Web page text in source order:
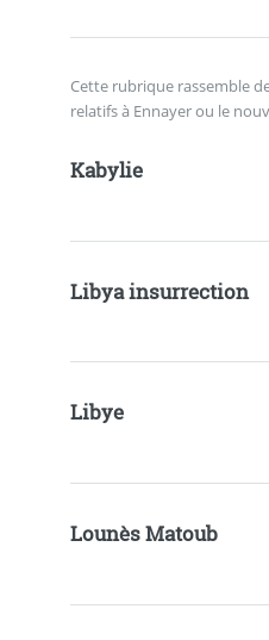
Cette rubrique rassemble
relatifs à Ennayer ou le
Kabylie
Libya insurrection
Libye
Lounès Matoub